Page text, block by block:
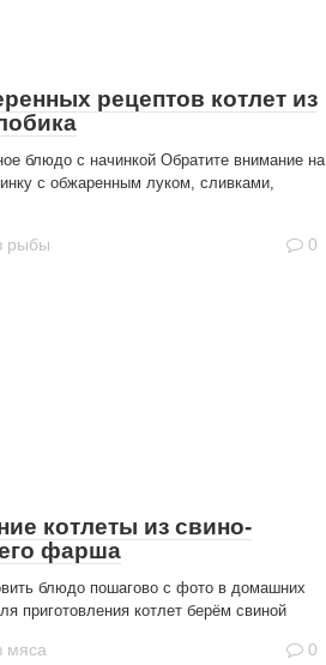
рецептов котлет из
блюдо с начинкой Обратите внимание на
с обжаренным луком, сливками,
рыбы 0
котлеты из свино-
фарша
блюдо пошагово с фото в домашних
приготовления котлет берём свиной
мяса 0